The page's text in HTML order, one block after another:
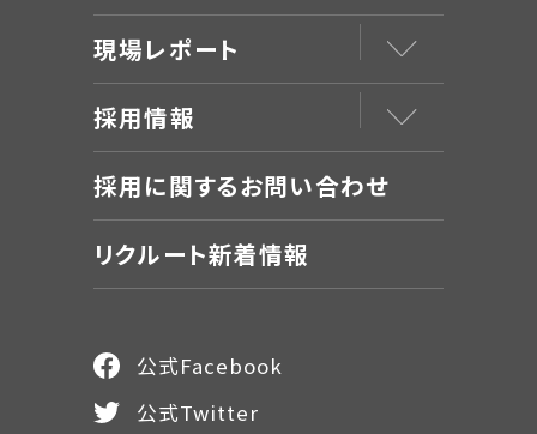
現場レポート
採用情報
採用に関するお問い合わせ
リクルート新着情報
公式Facebook
公式Twitter